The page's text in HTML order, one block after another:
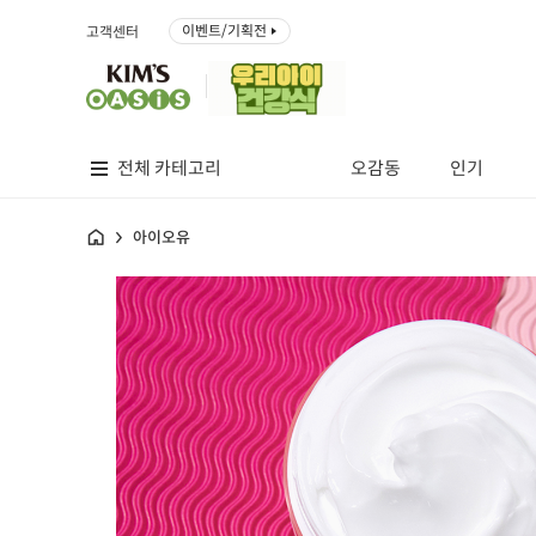
고객센터 이벤트/기획전
전체 카테고리 오감동 인기
홈 아이오유